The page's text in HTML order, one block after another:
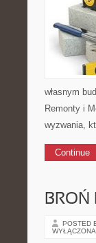
własnym
Remonty i
wyzwania,
Continue
BROŃ
POSTED
WYŁĄCZONA